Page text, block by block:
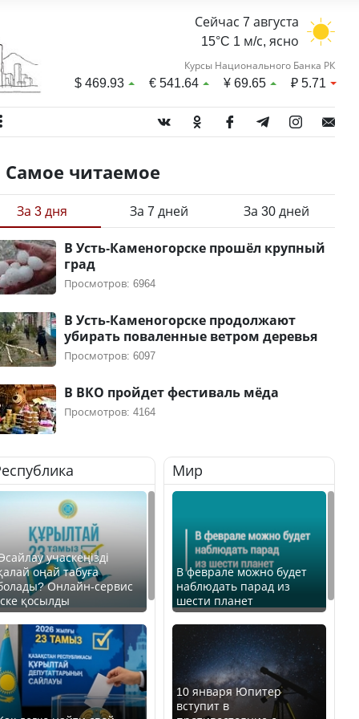
Сейчас 7 августа
15°C 1 м/с, ясно
Курсы Национального Банка РК
$469.93 €541.64 ¥69.65 ₽5.71
Самое читаемое
За 3 дня За 7 дней За 30 дней
В Усть-Каменогорске прошёл крупный
град
Просмотров: 6964
В Усть-Каменогорске продолжают
убирать поваленные ветром деревья
Просмотров: 6097
В ВКО пройдет фестиваль мёда
Просмотров: 4164
учаскеңізді
оңай табуға
Онлайн-сервис
қосылды
Мир
В феврале можно будет
наблюдать парад из
шести планет
10 января Юпитер
вступит в